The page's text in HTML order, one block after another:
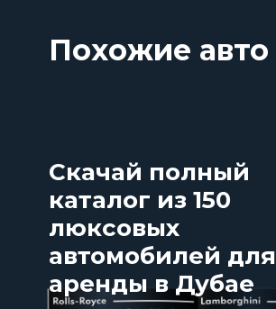
Похожие авто
Скачай полный
каталог из 150
люксовых
автомобилей для
аренды в Дубае